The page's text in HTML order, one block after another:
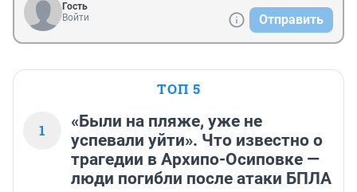
Гость
Войти
Отправить
ТОП 5
1
«Были на пляже, уже не
успевали уйти». Что известно о
трагедии в Архипо-Осиповке —
люди погибли после атаки БПЛА